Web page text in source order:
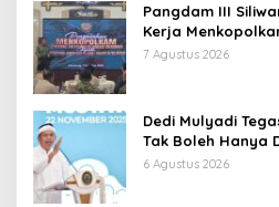
Pangdam III
Kerja
Pemerintah
7 Agustus 2026
Dedi Mulyadi
Tak Boleh Hanya
Ekonomi
6 Agustus 2026